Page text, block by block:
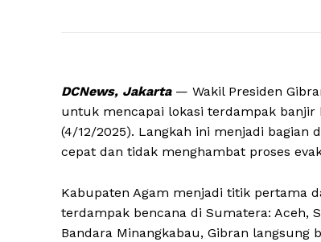
DCNews, Jakarta— Wakil Presiden
untuk mencapai lokasi terdampak banjir
(4/12/2025). Langkah ini menjadi
cepat dan tidak menghambat proses
Kabupaten Agam menjadi titik pertama
terdampak bencana di Sumatera: Aceh,
Bandara Minangkabau, Gibran